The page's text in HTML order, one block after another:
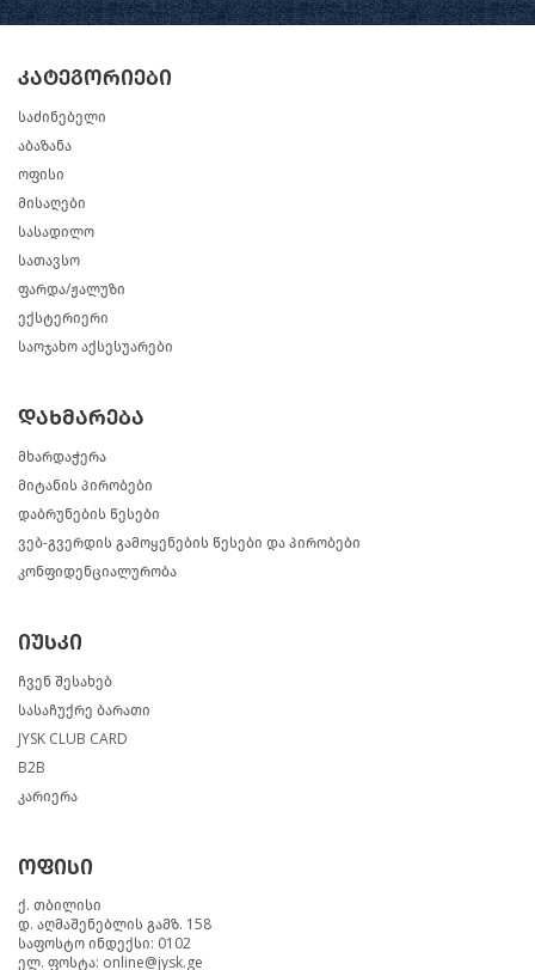
კატეგორიები
საძინებელი
აბაზანა
ოფისი
მისაღები
სასადილო
სათავსო
ფარდა/ჟალუზი
ექსტერიერი
საოჯახო აქსესუარები
დახმარება
მხარდაჭერა
მიტანის პირობები
დაბრუნების წესები
ვებ-გვერდის გამოყენების წესები და პირობები
კონფიდენციალურობა
იუსკი
ჩვენ შესახებ
სასაჩუქრე ბარათი
JYSK CLUB CARD
B2B
კარიერა
ოფისი
ქ. თბილისი
დ. აღმაშენებლის გამზ. 158
საფოსტო ინდექსი: 0102
ელ. ფოსტა: online@jysk.ge